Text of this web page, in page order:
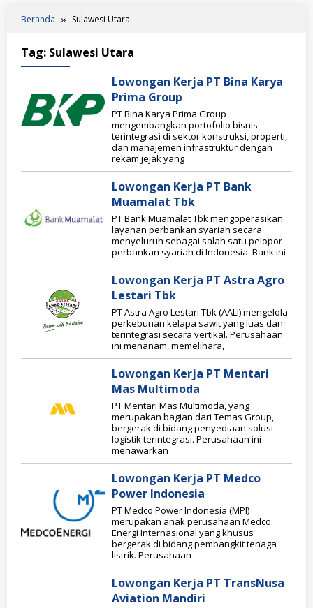
Beranda Sulawesi Utara
Tag: Sulawesi Utara
Lowongan Kerja PT Bina Karya
Prima Group
PT Bina Karya Prima Group
mengembangkan portofolio bisnis
terintegrasi di sektor konstruksi, properti,
dan manajemen infrastruktur dengan
rekam jejak yang
Lowongan Kerja PT Bank
Muamalat Tbk
PT Bank Muamalat Tbk mengoperasikan
layanan perbankan syariah secara
menyeluruh sebagai salah satu pelopor
perbankan syariah di Indonesia. Bank ini
Lowongan Kerja PT Astra Agro
Lestari Tbk
PT Astra Agro Lestari Tbk (AALI) mengelola
perkebunan kelapa sawit yang luas dan
terintegrasi secara vertikal. Perusahaan
ini menanam, memelihara,
Lowongan Kerja PT Mentari
Mas Multimoda
PT Mentari Mas Multimoda, yang
merupakan bagian dari Temas Group,
bergerak di bidang penyediaan solusi
logistik terintegrasi. Perusahaan ini
menawarkan
Lowongan Kerja PT Medco
Power Indonesia
PT Medco Power Indonesia (MPI)
merupakan anak perusahaan Medco
Energi Internasional yang khusus
bergerak di bidang pembangkit tenaga
listrik. Perusahaan
Lowongan Kerja PT TransNusa
Aviation Mandiri